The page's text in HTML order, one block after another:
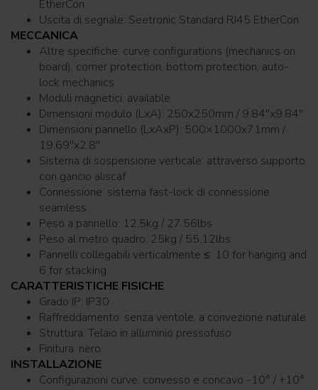
EtherCon
Uscita di segnale: Seetronic Standard RJ45 EtherCon
MECCANICA
Altre specifiche: curve configurations (mechanics on
board), corner protection, bottom protection, auto-
lock mechanics
Moduli magnetici: available
Dimensioni modulo (LxA): 250x250mm / 9.84''x9.84''
Dimensioni pannello (LxAxP): 500×1000x71mm /
19.69''x2.8''
Sistema di sospensione verticale: attraverso supporto
con gancio aliscaf
Connessione: sistema fast-lock di connessione
seamless
Peso a pannello: 12,5kg / 27.56lbs
Peso al metro quadro: 25kg / 55.12lbs
Pannelli collegabili verticalmente ≤: 10 for hanging and
6 for stacking
CARATTERISTICHE FISICHE
Grado IP: IP30
Raffreddamento: senza ventole, a convezione naturale
Struttura: Telaio in alluminio pressofuso
Finitura: nero
INSTALLAZIONE
Configurazioni curve: convesso e concavo -10° / +10°